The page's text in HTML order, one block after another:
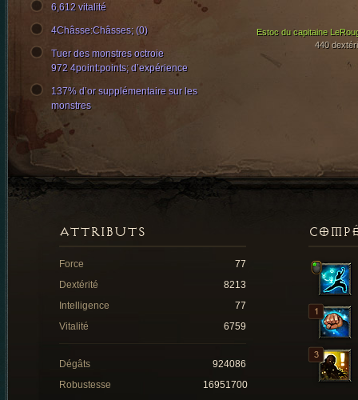
Estoc du capitaine
440
6,612 vitalité
4Châsse:Châsses; (0)
Tuer des monstres octroie
972 4point:points; d’expérience
137% d’or supplémentaire sur les
monstres
ATTRIBUTS
Force
77
Dextérité
8213
Intelligence
77
Vitalité
6759
Dégâts
924086
Robustesse
16951700